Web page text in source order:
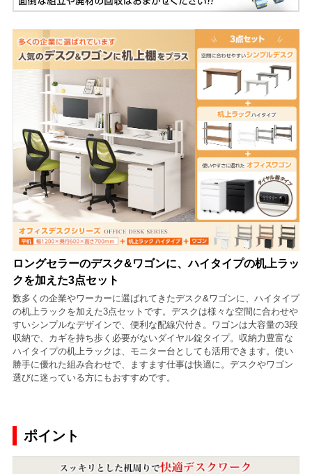
ロングセラーのデスク&ワゴンに、ハイタイプの机上ラッ
クを加えた3点セット
数多くの企業やワーカーに選ばれてきたデスク&ワゴンに、ハイタイプ
の机上ラックを加えた3点セットです。デスクは様々な空間に合わせや
すいシンプルなデザインで、便利な配線穴付き。ワゴンは大容量の3段
収納で、カギを持ち歩く必要がないダイヤル錠タイプ。収納力豊富な
ハイタイプの机上ラックは、モニター台としても活用できます。使い
勝手に優れた組み合わせで、ますます仕事は快適に。デスクやワゴン
選びに迷っている方にもおすすめです。
ポイント